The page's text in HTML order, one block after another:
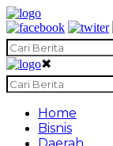
✖
Home
Bisnis